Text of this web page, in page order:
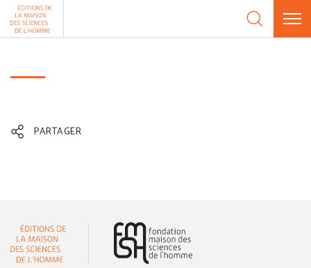
Aller au contenu
PARTAGER
Panneau de gestion des cookies